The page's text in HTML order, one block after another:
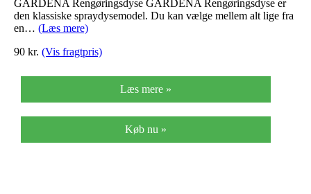
GARDENA Rengøringsdyse GARDENA Rengøringsdyse er
den klassiske spraydysemodel. Du kan vælge mellem alt lige fra
en… (Læs mere)
90 kr. (Vis fragtpris)
Læs mere »
Køb nu »